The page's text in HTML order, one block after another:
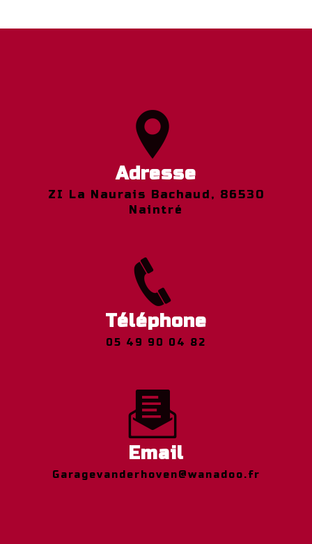
Adresse
ZI La Naurais Bachaud, 86530
Naintré
Téléphone
05 49 90 04 82
Email
garagevanderhoven@wanadoo.fr